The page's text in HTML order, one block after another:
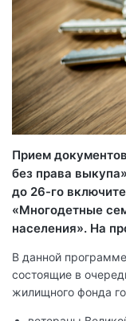
Прием
без права
до 26-го
«Многодетные
населения». На
В данной
состоящие в
жилищного фонда